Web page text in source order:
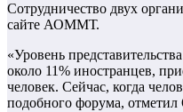
Сотрудничество двух
сайте АОММТ.
«Уровень
около 11% иностранцев,
человек. Сейчас, когда
подобного форума,